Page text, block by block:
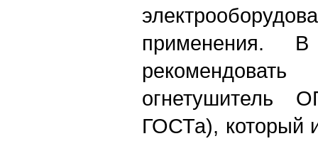
применения.
огнетушитель
ГОСТа), который